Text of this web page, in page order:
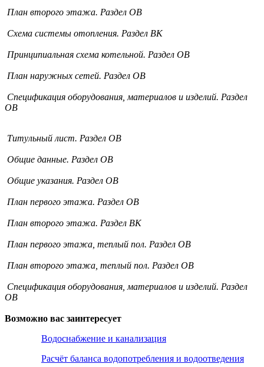
План второго этажа. Раздел ОВ
Схема системы отопления. Раздел ВК
Принципиальная схема котельной. Раздел ОВ
План наружных сетей. Раздел ОВ
Спецификация оборудования, материалов и изделий. Раздел
ОВ
Титульный лист. Раздел ОВ
Общие данные. Раздел ОВ
Общие указания. Раздел ОВ
План первого этажа. Раздел ОВ
План второго этажа. Раздел ВК
План первого этажа, теплый пол. Раздел ОВ
План второго этажа, теплый пол. Раздел ОВ
Спецификация оборудования, материалов и изделий. Раздел
ОВ
Возможно вас заинтересует
Водоснабжение и канализация
Расчёт баланса водопотребления и водоотведения